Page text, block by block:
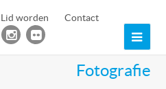
Lid worden Contact
Fotografie